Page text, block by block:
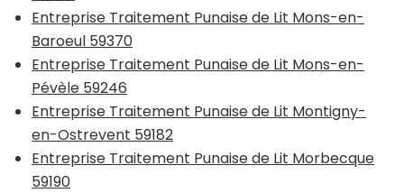
Entreprise Traitement Punaise de Lit Mons-en-
Baroeul 59370
Entreprise Traitement Punaise de Lit Mons-en-
Pévèle 59246
Entreprise Traitement Punaise de Lit Montigny-
en-Ostrevent 59182
Entreprise Traitement Punaise de Lit Morbecque
59190